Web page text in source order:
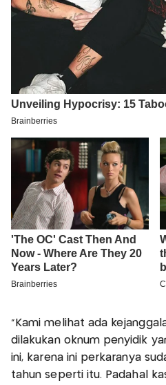
"Kami melihat ada
dilakukan oknum penyidik
ini, karena ini perkaranya
tahun seperti itu. Padahal